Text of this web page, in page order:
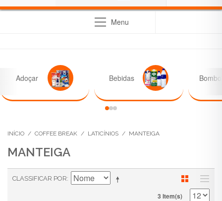
Menu
Adoçar Bebidas
INÍCIO / COFFEE BREAK / LATICÍNIOS / MANTEIGA
MANTEIGA
CLASSIFICAR POR
3 Item(s)